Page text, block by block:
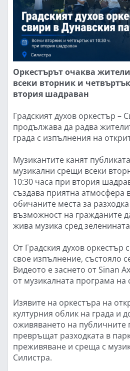
Оркестърът очаква
всеки вторник и
втория шадраван
Градският духов оркестър –
продължава да радва
града с изпълнения на
Музикантите канят
музикални срещи всеки
10:30 часа при втория
създава приятна атмосфера
обичаните места за
възможност на гражданите
жива музика сред
От Градския духов оркестър
свое изпълнение, състояло
Видеото е заснето от Sinan
от музикалната програма на
Изявите на оркестъра на
културния облик на града и
оживяването на публичните
превръщат разходката в
преживяване и среща с
Силистра.